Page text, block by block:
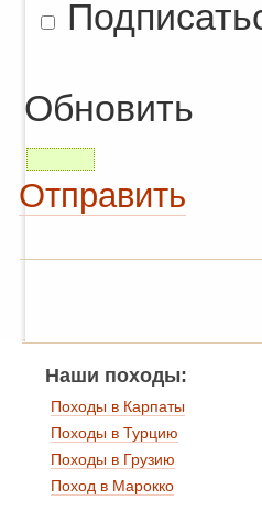
Обновить
Отправить
Наши походы:
Походы в Карпаты
Походы в Турцию
Походы в Грузию
Поход в Марокко